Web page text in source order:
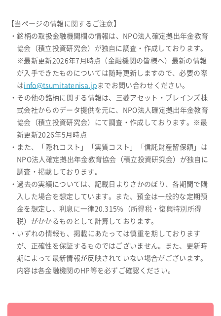
【当ページの情報に関するご注意】
・銘柄の取扱金融機関欄の情報は、NPO法人確定拠出年金教育
協会（積立投資研究会）が独自に調査・作成しております。
※最新更新2026年7月時点（金融機関の皆様へ）最新の情報
が入手できたものについては随時更新しますので、必要の際
はinfo@tsumitatenisa.jp までお問い合わせください。
・その他の銘柄に関する情報は、三菱アセット・ブレインズ株
式会社からのデータ提供を元に、NPO法人確定拠出年金教育
協会（積立投資研究会）にて調査・作成しております。※最
新更新2026年5月時点
・また、「隠れコスト」「実質コスト」「信託財産留保額」は
NPO法人確定拠出年金教育協会（積立投資研究会）が独自に
調査・掲載しております。
・過去の実績については、記載日よりさかのぼり、各期間で購
入した場合を想定しています。また、預金は一般的な定期預
金を想定し、利息に一律20.315%（所得税・復興特別所得
税）がかかるものとして計算しております。
・いずれの情報も、掲載にあたっては慎重を期しております
が、正確性を保証するものではございません。また、更新時
期によって最新情報が反映されていない場合がございます。
内容は各金融機関のHP等を必ずご確認ください。